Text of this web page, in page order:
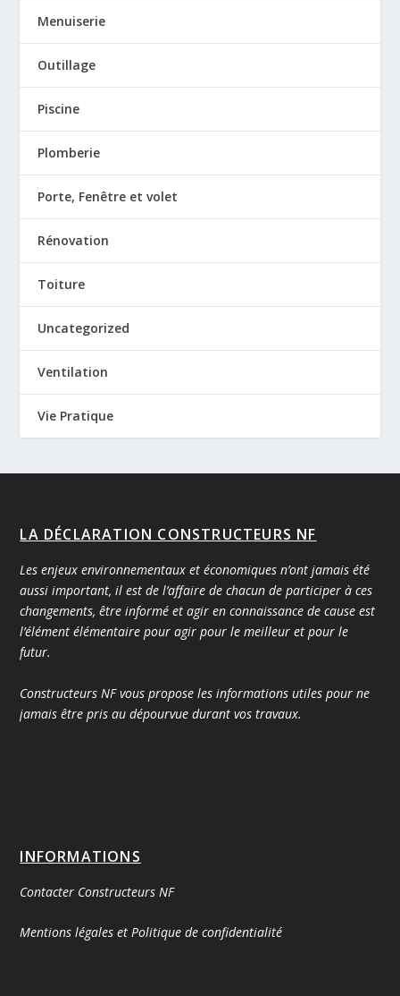
Menuiserie
Outillage
Piscine
Plomberie
Porte, Fenêtre et volet
Rénovation
Toiture
Uncategorized
Ventilation
Vie Pratique
LA DÉCLARATION CONSTRUCTEURS NF
Les enjeux environnementaux et économiques n’ont jamais été
aussi important, il est de l’affaire de chacun de participer à ces
changements, être informé et agir en connaissance de cause est
l’élément élémentaire pour agir pour le meilleur et pour le
futur.
Constructeurs NF vous propose les informations utiles pour ne
jamais être pris au dépourvue durant vos travaux.
INFORMATIONS
Contacter Constructeurs NF
Mentions légales et Politique de confidentialité